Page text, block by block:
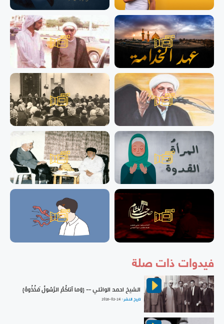
فيدوات ذات صلة
الشيخ احمد الوائلي -- {وَما آتاكُمُ الرَّسُولُ فَخُذُوهُ}
تاريخ النشر : 2026-02-24